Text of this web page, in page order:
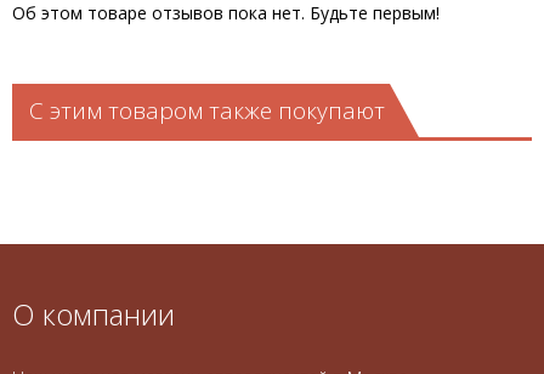
Об этом товаре отзывов пока нет. Будьте первым!
С этим товаром также покупают
О компании